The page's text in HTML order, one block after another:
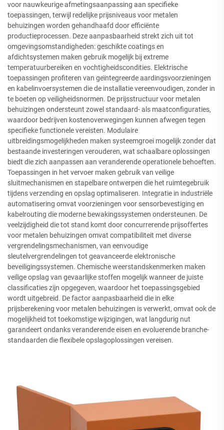
voor nauwkeurige afmetingsaanpassing aan specifieke
toepassingen, terwijl redelijke prijsniveaus voor metalen
behuizingen worden gehandhaafd door efficiënte
productieprocessen. Deze aanpasbaarheid strekt zich uit tot
omgevingsomstandigheden: geschikte coatings en
afdichtsystemen maken gebruik mogelijk bij extreme
temperatuurbereiken en vochtigheidscondities. Elektrische
toepassingen profiteren van geïntegreerde aardingsvoorzieningen
en kabelinvoersystemen die de installatie vereenvoudigen, zonder in
te boeten op veiligheidsnormen. De prijsstructuur voor metalen
behuizingen ondersteunt zowel standaard- als maatconfiguraties,
waardoor bedrijven kostenoverwegingen kunnen afwegen tegen
specifieke functionele vereisten. Modulaire
uitbreidingsmogelijkheden maken systeemgroei mogelijk zonder dat
bestaande investeringen verouderen, wat schaalbare oplossingen
biedt die zich aanpassen aan veranderende operationele behoeften.
Toepassingen in het vervoer maken gebruik van veilige
sluitmechanismen en stapelbare ontwerpen die het ruimtegebruik
tijdens verzending en opslag optimaliseren. Integratie in industriële
automatisering omvat voorzieningen voor sensorbevestiging en
kabelrouting die moderne bewakingssystemen ondersteunen. De
veelzijdigheid die tot stand komt door concurrerende prijsoffertes
voor metalen behuizingen omvat compatibiliteit met diverse
vergrendelingsmechanismen, van eenvoudige
sleutelvergrendelingen tot geavanceerde elektronische
beveiligingssystemen. Chemische weerstandskenmerken maken
veilige opslag van gevaarlijke stoffen mogelijk wanneer de juiste
classificaties zijn opgegeven, waardoor het toepassingsgebied
wordt uitgebreid. De factor aanpasbaarheid die in elke
prijsberekening voor metalen behuizingen is verwerkt, omvat ook de
mogelijkheid tot toekomstige wijzigingen, wat langdurig nut
garandeert ondanks veranderende eisen en evoluerende branche-
standaarden die flexibele opslagoplossingen vereisen.